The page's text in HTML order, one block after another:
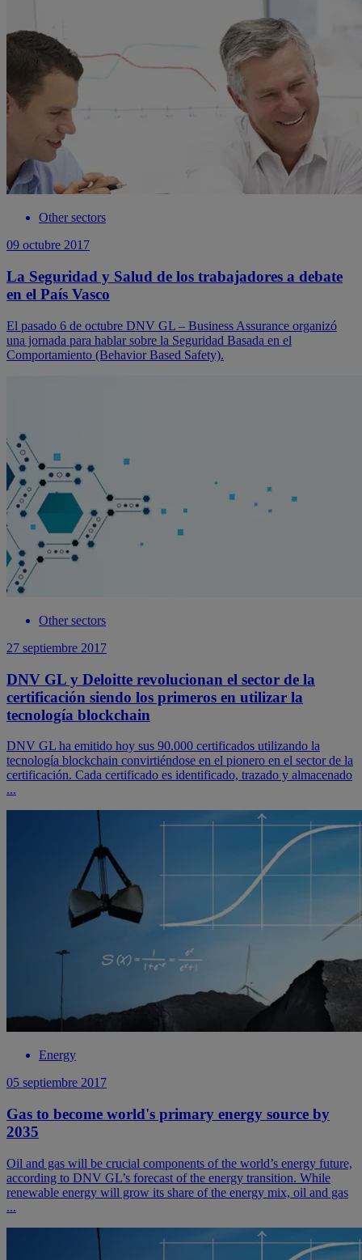
Other sectors
09 octubre 2017
La Seguridad y Salud de los trabajadores a debate
en el País Vasco
El pasado 6 de octubre DNV GL – Business Assurance organizó
una jornada para hablar sobre la Seguridad Basada en el
Comportamiento (Behavior Based Safety).
Other sectors
27 septiembre 2017
DNV GL y Deloitte revolucionan el sector de la
certificación siendo los primeros en utilizar la
tecnología blockchain
DNV GL ha emitido hoy sus 90.000 certificados utilizando la
tecnología blockchain convirtiéndose en el pionero en el sector de la
certificación. Cada certificado es identificado, trazado y almacenado
...
Energy
05 septiembre 2017
Gas to become world's primary energy source by
2035
Oil and gas will be crucial components of the world’s energy future,
according to DNV GL’s forecast of the energy transition. While
renewable energy will grow its share of the energy mix, oil and gas
...